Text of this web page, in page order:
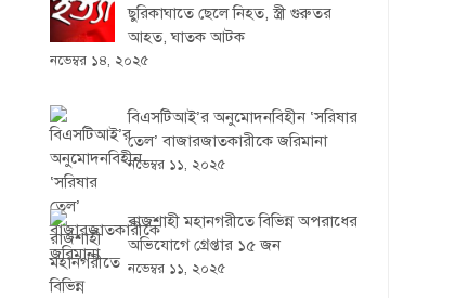
ছুরিকাঘাতে ছেলে নিহত, স্ত্রী গুরুতর
আহত, ঘাতক আটক
নভেম্বর ১৪, ২০২৫
বিএসটিআই’র অনুমোদনবিহীন ‘সরিষার
তেল’ বাজারজাতকারীকে জরিমানা
নভেম্বর ১১, ২০২৫
রাজশাহী মহানগরীতে বিভিন্ন অপরাধের
অভিযোগে গ্রেপ্তার ১৫ জন
নভেম্বর ১১, ২০২৫